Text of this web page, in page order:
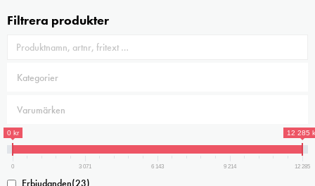
Filtrera produkter
0 kr 12 285
0 3 071 6 143 9 214 12 285
Erbjudanden(23)